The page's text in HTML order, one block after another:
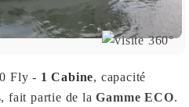
Fly - 1 Cabine, capacité
fait partie de laGamme ECO.